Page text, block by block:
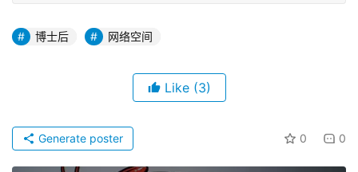
博士后 网络空间
Like (3)
0 0
Generate poster